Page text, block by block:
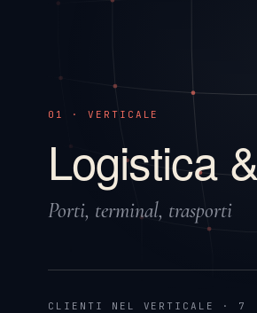
01 · VERTICALE
Logistica
Porti, terminal, trasporti
CLIENTI NEL VERTICALE · 7